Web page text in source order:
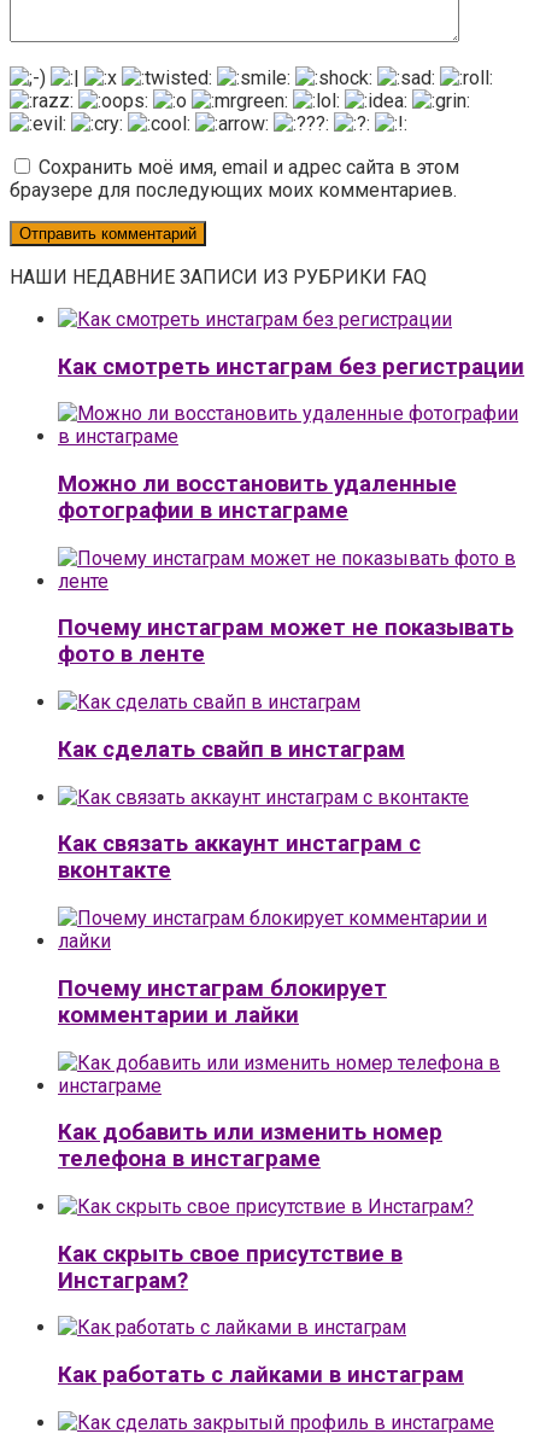
Сохранить моё имя, email и адрес сайта в этом
браузере для последующих моих комментариев.
НАШИ НЕДАВНИЕ ЗАПИСИ ИЗ РУБРИКИ FAQ
Как смотреть инстаграм без регистрации
Можно ли восстановить удаленные
фотографии в инстаграме
Почему инстаграм может не показывать
фото в ленте
Как сделать свайп в инстаграм
Как связать аккаунт инстаграм с
вконтакте
Почему инстаграм блокирует
комментарии и лайки
Как добавить или изменить номер
телефона в инстаграме
Как скрыть свое присутствие в
Инстаграм?
Как работать с лайками в инстаграм